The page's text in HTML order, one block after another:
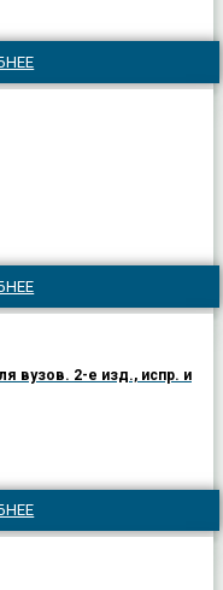
вузов. 2-е изд., испр. и